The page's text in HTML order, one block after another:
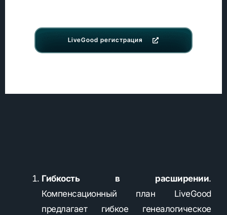
LiveGood регистрация
Гибкость в расширении.
Компенсационный план LiveGood
предлагает гибкое генеалогическое